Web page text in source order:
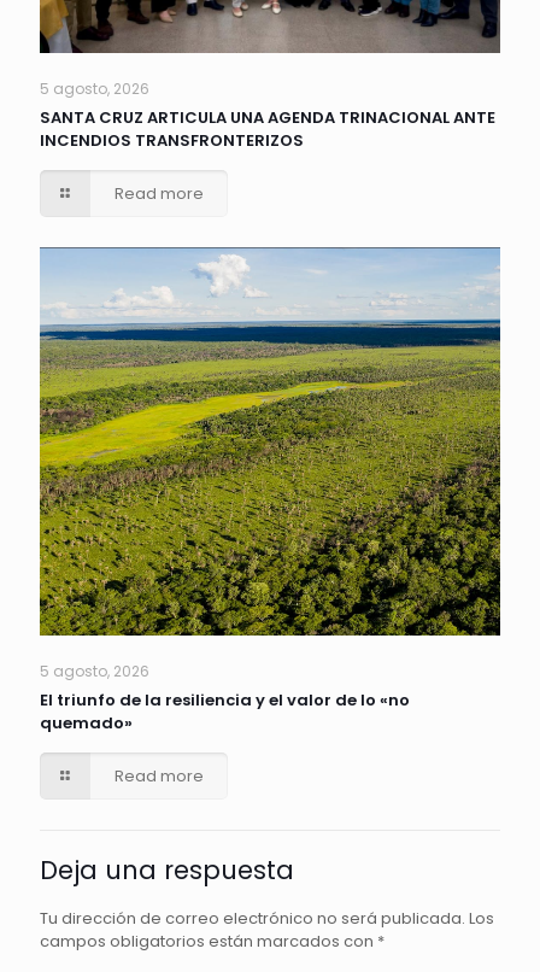
5 agosto, 2026
SANTA CRUZ ARTICULA UNA AGENDA TRINACIONAL ANTE
INCENDIOS TRANSFRONTERIZOS
Read more
5 agosto, 2026
El triunfo de la resiliencia y el valor de lo «no
quemado»
Read more
Deja una respuesta
Tu dirección de correo electrónico no será publicada. Los
campos obligatorios están marcados con *